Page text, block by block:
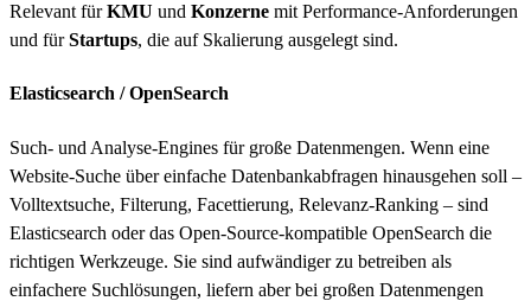
Relevant fürKMU und Konzerne mit Performance-Anforderungen
und fürStartups, die auf Skalierung ausgelegt sind.
Elasticsearch / OpenSearch
Such- und Analyse-Engines für große Datenmengen. Wenn eine
Website-Suche über einfache Datenbankabfragen hinausgehen soll –
Volltextsuche, Filterung, Facettierung, Relevanz-Ranking – sind
Elasticsearch oder das Open-Source-kompatible OpenSearch die
richtigen Werkzeuge. Sie sind aufwändiger zu betreiben als
einfachere Suchlösungen, liefern aber bei großen Datenmengen